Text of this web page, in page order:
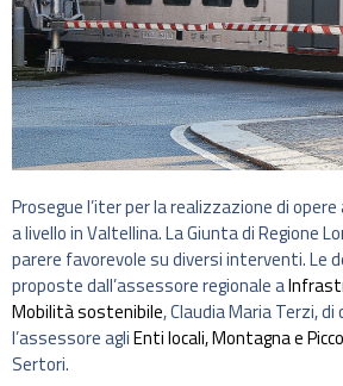
Prosegue l’iter per la realizzazione di
a livello in Valtellina. La Giunta di Regione
parere favorevole su diversi interventi. Le
proposte dall’assessore regionale a
Mobilità sostenibile, Claudia Maria Terzi, di
l’assessore agliEnti locali, Montagna e
Sertori.